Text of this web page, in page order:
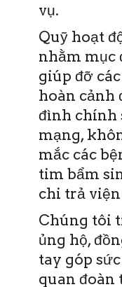
vụ.
Quỹ hoạt
nhằm mục
giúp đỡ
hoàn cảnh
đình chính
mạng,
mắc các
tim bẩm
chi trả
Chúng tôi
ủng hộ,
tay góp
quan đoàn